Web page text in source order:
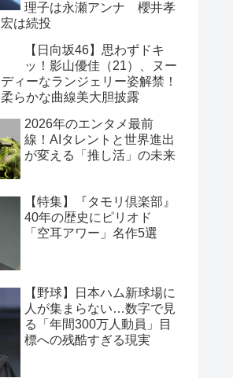
理子は永瀬アンナ 櫻井孝
宏は続投
【日向坂46】思わずドキ
ッ！影山優佳（21）、ヌー
ディーなランジェリー姿解禁！
柔らかな曲線美大胆披露
2026年のエンタメ最前
線！AIタレントと世界進出
が変える「推し活」の未来
【特集】『タモリ倶楽部』
40年の歴史にピリオド
「空耳アワー」名作5選
【野球】日本ハム新球場に
人が集まらない…数字で見
る「年間300万人動員」目
標への残酷すぎる現実